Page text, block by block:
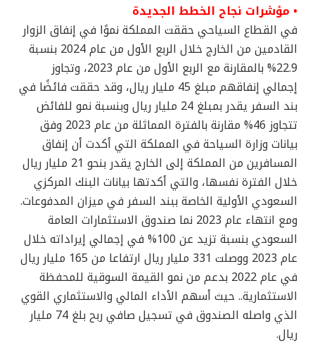
• مؤشرات نجاح الخطط الجديدة
في القطاع السياحي حققت المملكة نموًا في إنفاق الزوار
القادمين من الخارج خلال الربع الأول من عام 2024 بنسبة
22.9% بالمقارنة مع الربع الأول من عام 2023، وتجاوز
إجمالي إنفاقهم مبلغ 45 مليار ريال، وقد حققت فائضًا في
بند السفر يقدر بمبلغ 24 مليار ريال وبنسبة نمو للفائض
تتجاوز 46% مقارنة بالفترة المماثلة من عام 2023 وفق
بيانات وزارة السياحة في المملكة التي أكدت أن إنفاق
المسافرين من المملكة إلى الخارج يقدر بنحو 21 مليار ريال
خلال الفترة نفسها، والتي أكدتها بيانات البنك المركزي
السعودي الأولية الخاصة ببند السفر في ميزان المدفوعات.
ومع انتهاء عام 2023 نما صندوق الاستثمارات العامة
السعودي بنسبة تزيد عن 100% في إجمالي إيراداته خلال
عام 2023 ووصلت 331 مليار ريال ارتفاعا من 165 مليار ريال
في عام 2022 بدعم من نمو القيمة السوقية للمحفظة
الاستثمارية.. حيث أسهم الأداء المالي والاستثماري القوي
الذي واصله الصندوق في تسجيل صافي ربح بلغ 74 مليار
ريال.